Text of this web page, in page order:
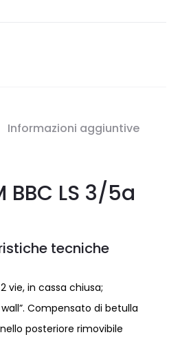
Informazioni aggiuntive
BBC LS 3/5a
tecniche
vie, in cassa chiusa;
Compensato di betulla
posteriore rimovibile